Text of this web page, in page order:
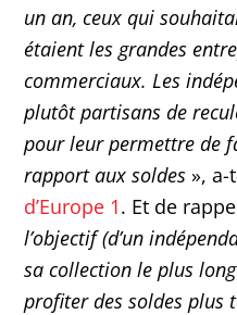
un an, ceux qui
étaient les grandes
commerciaux. Les
plutôt partisans de
pour leur permettre de
rapport aux soldes »,
d’Europe 1. Et de
l’objectif (d’un
sa collection le plus
profiter des soldes plus